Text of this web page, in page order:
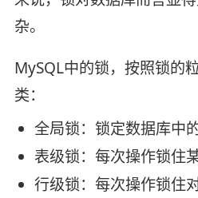
杂。
MySQL中的锁，按照锁的
类：
全局锁：锁定数据库中
表级锁：每次操作锁住
行级锁：每次操作锁住